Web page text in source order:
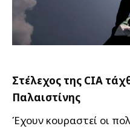
Στέλεχος της CIA
Παλαιστίνης
Έχουν κουραστεί οι